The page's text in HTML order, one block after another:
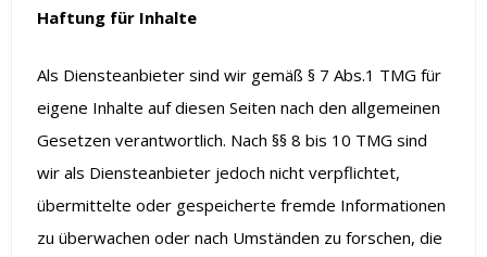
Haftung für Inhalte
Als Diensteanbieter sind wir gemäß § 7 Abs.1 TMG für
eigene Inhalte auf diesen Seiten nach den allgemeinen
Gesetzen verantwortlich. Nach §§ 8 bis 10 TMG sind
wir als Diensteanbieter jedoch nicht verpflichtet,
übermittelte oder gespeicherte fremde Informationen
zu überwachen oder nach Umständen zu forschen, die